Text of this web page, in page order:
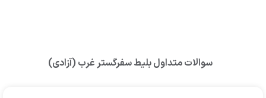
سوالات متداول بلیطسفرگستر غرب (آزادی)